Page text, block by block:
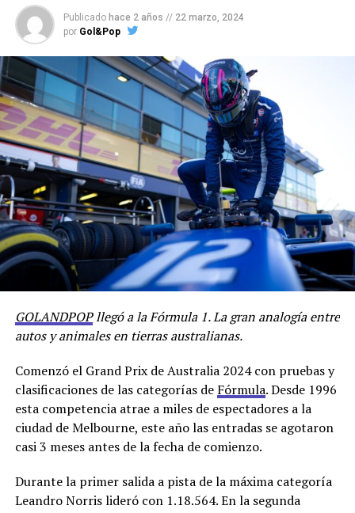
Publicado hace 2 años // 22 marzo, 2024
por Gol&Pop
GOLANDPOPllegó a la Fórmula 1. La gran analogía entre
autos y animales en tierras australianas.
Comenzó el Grand Prix de Australia 2024 con pruebas y
clasificaciones de las categorías de Fórmula. Desde 1996
esta competencia atrae a miles de espectadores a la
ciudad de Melbourne, este año las entradas se agotaron
casi 3 meses antes de la fecha de comienzo.
Durante la primer salida a pista de la máxima categoría
Leandro Norris lideró con 1.18.564. En la segunda